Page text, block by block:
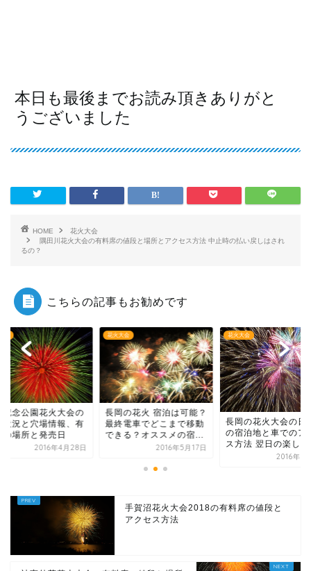
本日も最後までお読み頂きありがと
うございました
HOME
花火大会
隅田川花火大会の有料席の値段と場所とアクセス方法 中止時の払い戻しはされ
るの？
こちらの記事もお勧めです
の花火 宿泊は可能？
電車でどこまで移動
る？オススメの宿...
2016年5月17日
花火大会
長岡の花火大会の日 穴場
の宿泊地と車でのアクセ
ス方法 翌日の楽しみ...
花火大会
昭和記念公園花火大
混雑状況と穴場情報
料席の場所と発売日
2016年4
手賀沼花火大会2018の有料席の値段と
アクセス方法